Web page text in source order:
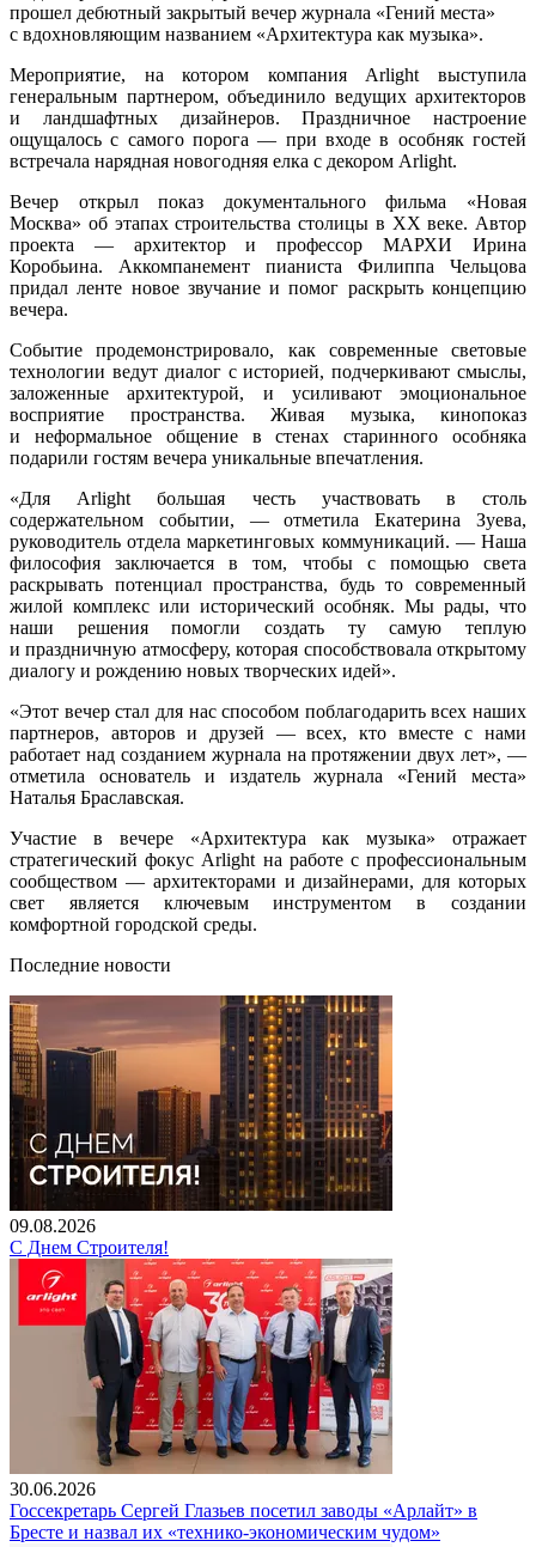
прошел дебютный закрытый вечер журнала «Гений места»
с вдохновляющим названием «Архитектура как музыка».
Мероприятие, на котором компания Arlight выступила
генеральным партнером, объединило ведущих архитекторов
и ландшафтных дизайнеров. Праздничное настроение
ощущалось с самого порога — при входе в особняк гостей
встречала нарядная новогодняя елка с декором Arlight.
Вечер открыл показ документального фильма «Новая
Москва» об этапах строительства столицы в XX веке. Автор
проекта — архитектор и профессор МАРХИ Ирина
Коробьина. Аккомпанемент пианиста Филиппа Чельцова
придал ленте новое звучание и помог раскрыть концепцию
вечера.
Событие продемонстрировало, как современные световые
технологии ведут диалог с историей, подчеркивают смыслы,
заложенные архитектурой, и усиливают эмоциональное
восприятие пространства. Живая музыка, кинопоказ
и неформальное общение в стенах старинного особняка
подарили гостям вечера уникальные впечатления.
«Для Arlight большая честь участвовать в столь
содержательном событии, — отметила Екатерина Зуева,
руководитель отдела маркетинговых коммуникаций. — Наша
философия заключается в том, чтобы с помощью света
раскрывать потенциал пространства, будь то современный
жилой комплекс или исторический особняк. Мы рады, что
наши решения помогли создать ту самую теплую
и праздничную атмосферу, которая способствовала открытому
диалогу и рождению новых творческих идей».
«Этот вечер стал для нас способом поблагодарить всех наших
партнеров, авторов и друзей — всех, кто вместе с нами
работает над созданием журнала на протяжении двух лет», —
отметила основатель и издатель журнала «Гений места»
Наталья Браславская.
Участие в вечере «Архитектура как музыка» отражает
стратегический фокус Arlight на работе с профессиональным
сообществом — архитекторами и дизайнерами, для которых
свет является ключевым инструментом в создании
комфортной городской среды.
Последние новости
09.08.2026
С Днем Строителя!
30.06.2026
Госсекретарь Сергей Глазьев посетил заводы «Арлайт» в
Бресте и назвал их «технико-экономическим чудом»